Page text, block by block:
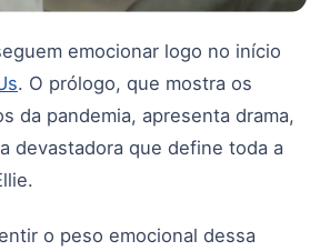
emocionar logo no início
. O prólogo, que mostra os
da pandemia, apresenta drama,
devastadora que define toda a
o peso emocional dessa